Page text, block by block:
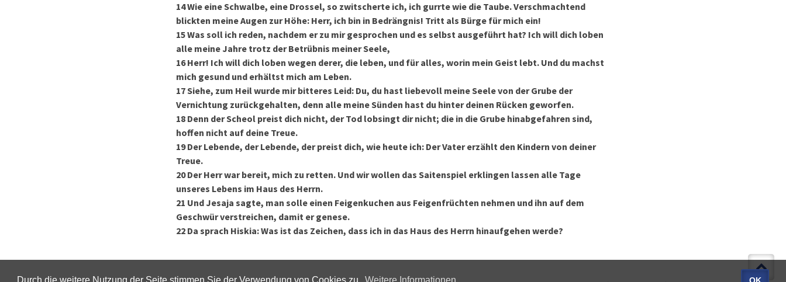
14Wie eine Schwalbe, eine Drossel, so zwitscherte ich, ich gurrte wie die Taube. Verschmachtend
blickten meine Augen zur Höhe: Herr, ich bin in Bedrängnis! Tritt als Bürge für mich ein!
15Was soll ich reden, nachdem er zu mir gesprochen und es selbst ausgeführt hat? Ich will dich loben
alle meine Jahre trotz der Betrübnis meiner Seele,
16Herr! Ich will dich loben wegen derer, die leben, und für alles, worin mein Geist lebt. Und du machst
mich gesund und erhältst mich am Leben.
17Siehe, zum Heil wurde mir bitteres Leid: Du, du hast liebevoll meine Seele von der Grube der
Vernichtung zurückgehalten, denn alle meine Sünden hast du hinter deinen Rücken geworfen.
18 Denn der Scheol preist dich nicht, der Tod lobsingt dir nicht; die in die Grube hinabgefahren sind,
hoffen nicht auf deine Treue.
19Der Lebende, der Lebende, der preist dich, wie heute ich: Der Vater erzählt den Kindern von deiner
Treue.
20Der Herr war bereit, mich zu retten. Und wir wollen das Saitenspiel erklingen lassen alle Tage
unseres Lebens im Haus des Herrn.
21 Und Jesaja sagte, man solle einen Feigenkuchen aus Feigenfrüchten nehmen und ihn auf dem
Geschwür verstreichen, damit er genese.
22 Da sprach Hiskia: Was ist das Zeichen, dass ich in das Haus des Herrn hinaufgehen werde?